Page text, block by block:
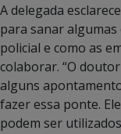
A delegada
para sanar algumas
policial e como as
colaborar. “O
alguns
fazer essa ponte.
podem ser